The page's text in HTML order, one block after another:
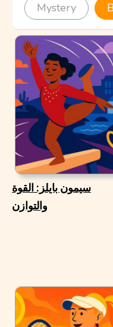
Mystery
سيمون بايلز: القوة
والتوازن